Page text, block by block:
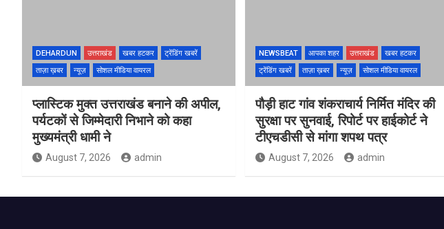
DEHARDUN उत्तराखंड खबर हटकर
ट्रेंडिंग खबरें
ताज़ा ख़बर
न्यूज़ सोशल मीडिया वायरल
प्लास्टिक मुक्त उत्तराखंड बनाने की अपील,
पर्यटकों से जिम्मेदारी निभाने को कहा
मुख्यमंत्री धामी ने
August 7, 2026 admin
NEWSBEAT आपका शहर उत्तराखंड
खबर हटकर
ट्रेंडिंग खबरें
ताज़ा ख़बर न्यूज़ सोशल मीडिया वायरल
पौड़ी हाट गांव शंकराचार्य निर्मित मंदिर की
सुरक्षा पर सुनवाई, रिपोर्ट पर हाईकोर्ट ने
टीएचडीसी से मांगा शपथ पत्र
August 7, 2026 admin